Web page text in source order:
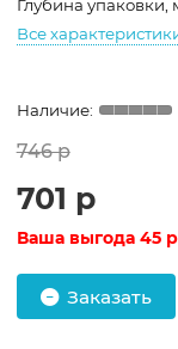
Глубина упаковки,
Все
746 р
701 р
Ваша выгода 45 р
Заказать